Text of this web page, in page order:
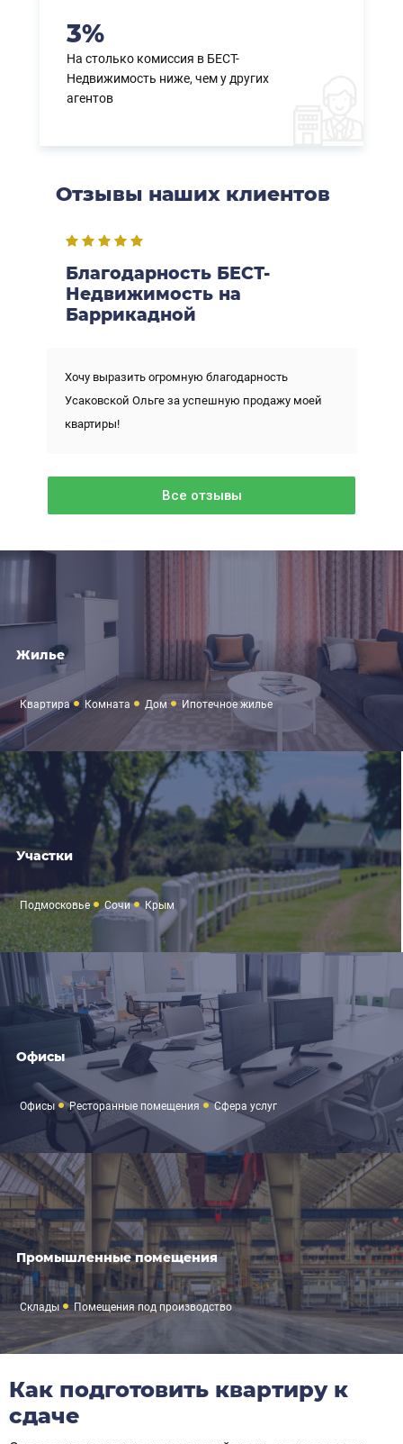
3%
На столько комиссия в БЕСТ-
Недвижимость ниже, чем у других
агентов
Жилье
Квартира Комната Дом Ипотечное жилье
Участки
Подмосковье Сочи Крым
Офисы
Офисы Ресторанные помещения Сфера услуг
Промышленные помещения
Склады Помещения под производство
Отзывы наших клиентов
Благодарность БЕСТ-
Недвижимость на
Баррикадной
Хочу выразить огромную благодарность
Усаковской Ольге за успешную продажу моей
квартиры!
Все отзывы
Как подготовить квартиру к
сдаче